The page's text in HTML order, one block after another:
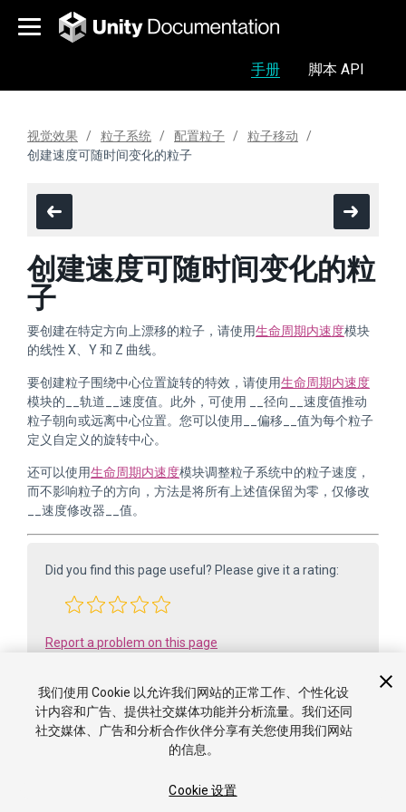
手册 脚本 API
视觉效果 粒子系统 配置粒子
粒子移动
创建速度可随时间变化的粒子
创建速度可随时间变化的粒
子
要创建在特定方向上漂移的粒子，请使用生命周期内速度模块
的线性 X、Y 和 Z 曲线。
要创建粒子围绕中心位置旋转的特效，请使用生命周期内速度
模块的__轨道__速度值。此外，可使用 __径向__速度值推动
粒子朝向或远离中心位置。您可以使用__偏移__值为每个粒子
定义自定义的旋转中心。
还可以使用生命周期内速度模块调整粒子系统中的粒子速度，
而不影响粒子的方向，方法是将所有上述值保留为零，仅修改
__速度修改器__值。
Did you find this page useful? Please give it a rating:
Report a problem on this page
我们使用 Cookie 以允许我们网站的正常工作、个性化设
计内容和广告、提供社交媒体功能并分析流量。我们还同
社交媒体、广告和分析合作伙伴分享有关您使用我们网站
的信息。
Cookie 设置